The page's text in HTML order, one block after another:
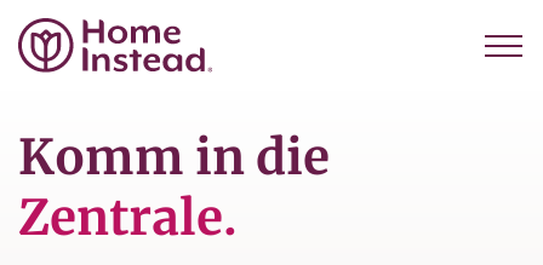
Komm in die
Zentrale.